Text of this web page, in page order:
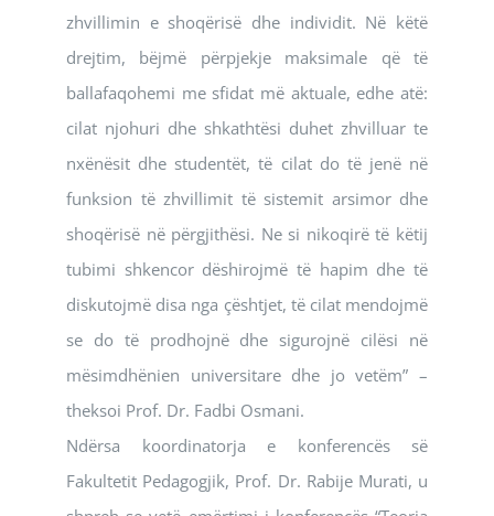
zhvillimin e shoqërisë dhe individit. Në këtë
drejtim, bëjmë përpjekje maksimale që të
ballafaqohemi me sfidat më aktuale, edhe atë:
cilat njohuri dhe shkathtësi duhet zhvilluar te
nxënësit dhe studentët, të cilat do të jenë në
funksion të zhvillimit të sistemit arsimor dhe
shoqërisë në përgjithësi. Ne si nikoqirë të këtij
tubimi shkencor dëshirojmë të hapim dhe të
diskutojmë disa nga çështjet, të cilat mendojmë
se do të prodhojnë dhe sigurojnë cilësi në
mësimdhënien universitare dhe jo vetëm” –
theksoi Prof. Dr. Fadbi Osmani.
Ndërsa koordinatorja e konferencës së
Fakultetit Pedagogjik, Prof. Dr. Rabije Murati, u